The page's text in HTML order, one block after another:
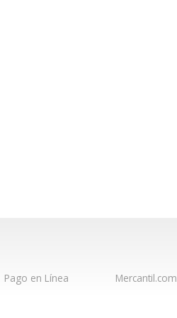
Pago en Línea Mercantil.com